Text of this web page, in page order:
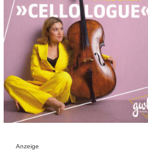
Anzeige